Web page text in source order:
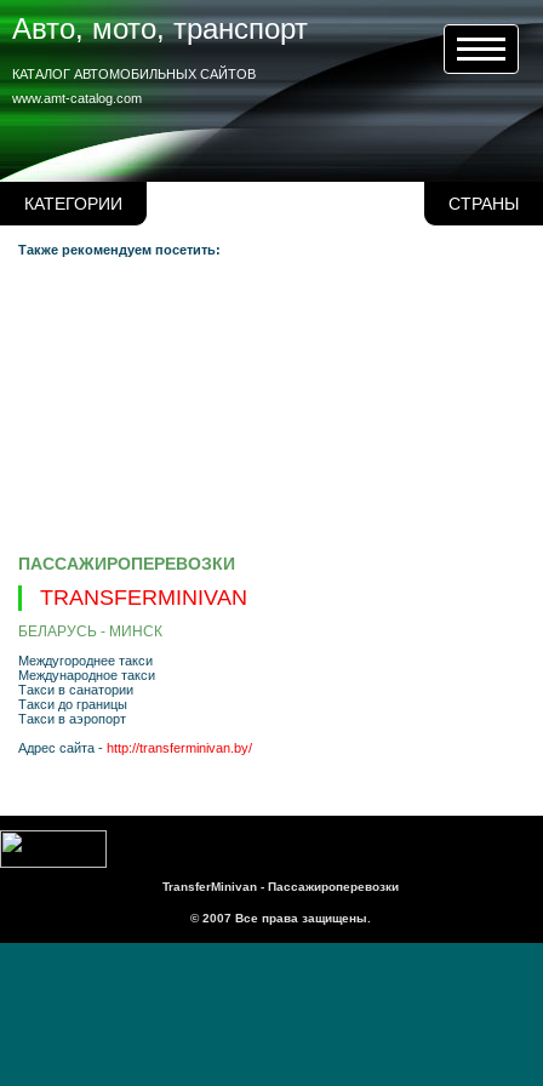
КАТЕГОРИИ СТРАНЫ
Авто, мото, транспорт
www.amt-catalog.com
КАТАЛОГ АВТОМОБИЛЬНЫХ САЙТОВ
Также рекомендуем посетить:
ПАССАЖИРОПЕРЕВОЗКИ
TRANSFERMINIVAN
БЕЛАРУСЬ - МИНСК
Междугороднее такси
Международное такси
Такси в санатории
Такси до границы
Такси в аэропорт
Адрес сайта - http://transferminivan.by/
TransferMinivan - Пассажироперевозки
© 2007 Все права защищены.